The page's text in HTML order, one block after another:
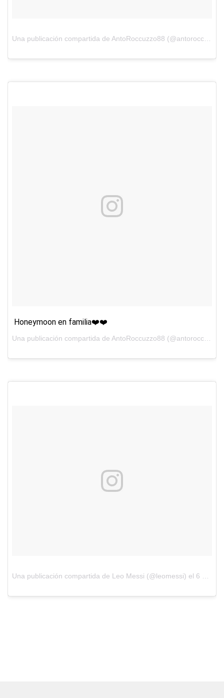
Honeymoon en familia❤️❤️
Una publicación compartida de Leo Messi (@leomessi) el 6 de Jul de 2017 a la(s) 4:47 PDT